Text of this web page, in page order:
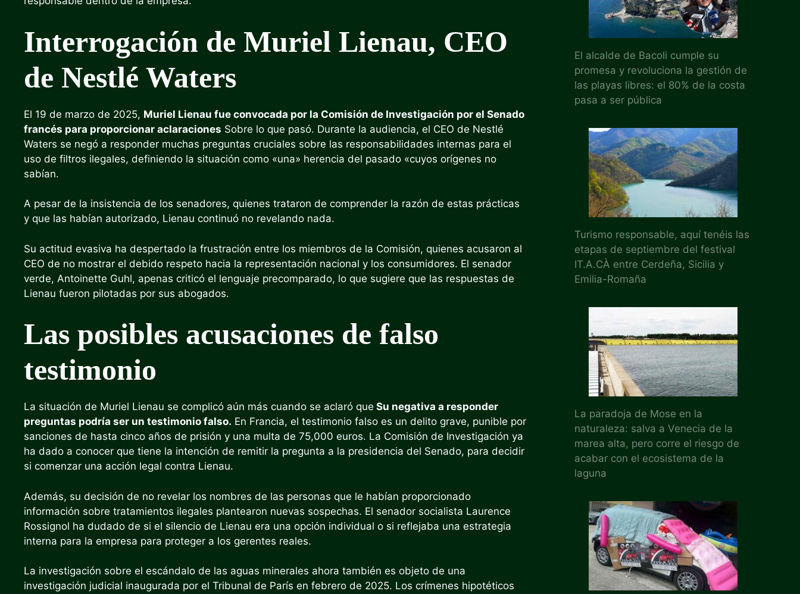
Interrogación de Muriel Lienau, CEO
de Nestlé Waters
El 19 de marzo de 2025, Muriel Lienau fue convocada por la Comisión de Investigación por el Senado
francés para proporcionar aclaraciones Sobre lo que pasó. Durante la audiencia, el CEO de Nestlé
Waters se negó a responder muchas preguntas cruciales sobre las responsabilidades internas para el
uso de filtros ilegales, definiendo la situación como «una» herencia del pasado «cuyos orígenes no
sabían.
A pesar de la insistencia de los senadores, quienes trataron de comprender la razón de estas prácticas
y que las habían autorizado, Lienau continuó no revelando nada.
Su actitud evasiva ha despertado la frustración entre los miembros de la Comisión, quienes acusaron al
CEO de no mostrar el debido respeto hacia la representación nacional y los consumidores. El senador
verde, Antoinette Guhl, apenas criticó el lenguaje precomparado, lo que sugiere que las respuestas de
Lienau fueron pilotadas por sus abogados.
Las posibles acusaciones de falso
testimonio
La situación de Muriel Lienau se complicó aún más cuando se aclaró que Su negativa a responder
preguntas podría ser un testimonio falso. En Francia, el testimonio falso es un delito grave, punible por
sanciones de hasta cinco años de prisión y una multa de 75,000 euros. La Comisión de Investigación ya
ha dado a conocer que tiene la intención de remitir la pregunta a la presidencia del Senado, para decidir
si comenzar una acción legal contra Lienau.
Además, su decisión de no revelar los nombres de las personas que le habían proporcionado
información sobre tratamientos ilegales plantearon nuevas sospechas. El senador socialista Laurence
Rossignol ha dudado de si el silencio de Lienau era una opción individual o si reflejaba una estrategia
interna para la empresa para proteger a los gerentes reales.
La investigación sobre el escándalo de las aguas minerales ahora también es objeto de una
investigación judicial inaugurada por el Tribunal de París en febrero de 2025. Los crímenes hipotéticos
El alcalde de Bacoli cumple su
promesa y revoluciona la gestión de
las playas libres: el 80% de la costa
pasa a ser pública
Turismo responsable, aquí tenéis las
etapas de septiembre del festival
IT.A.CÀ entre Cerdeña, Sicilia y
Emilia-Romaña
La paradoja de Mose en la
naturaleza: salva a Venecia de la
marea alta, pero corre el riesgo de
acabar con el ecosistema de la
laguna